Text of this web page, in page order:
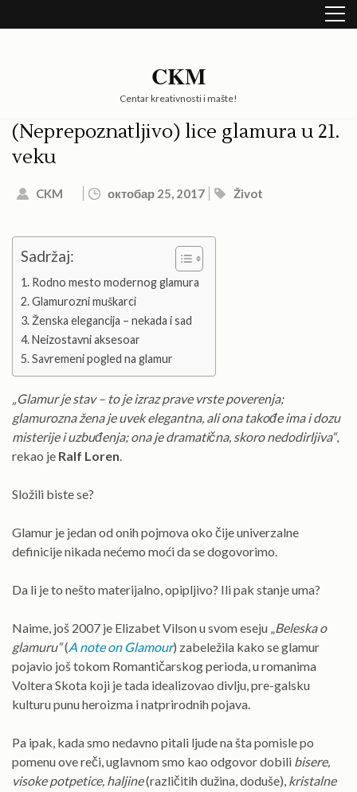
to
CKM
Centar kreativnosti i mašte!
(Neprepoznatljivo) lice glamura u 21.
veku
CKM октобар 25, 2017 Život
Sadržaj:
Rodno mesto modernog glamura
Glamurozni muškarci
Ženska elegancija – nekada i sad
Neizostavni aksesoar
Savremeni pogled na glamur
„Glamur je stav – to je izraz prave vrste poverenja;
glamurozna žena je uvek elegantna, ali ona takođe ima i dozu
misterije i uzbuđenja; ona je dramatična, skoro nedodirljiva“,
rekao je Ralf Loren.
Složili biste se?
Glamur je jedan od onih pojmova oko čije univerzalne
definicije nikada nećemo moći da se dogovorimo.
Da li je to nešto materijalno, opipljivo? Ili pak stanje uma?
Naime, još 2007 je Elizabet Vilson u svom eseju „Beleska o
glamuru“(A note on Glamour) zabeležila kako se glamur
pojavio još tokom Romantičarskog perioda, u romanima
Voltera Skota koji je tada idealizovao divlju, pre-galsku
kulturu punu heroizma i natprirodnih pojava.
Pa ipak, kada smo nedavno pitali ljude na šta pomisle po
pomenu ove reči, uglavnom smo kao odgovor dobili bisere,
visoke potpetice, haljine(različitih dužina, doduše), kristalne